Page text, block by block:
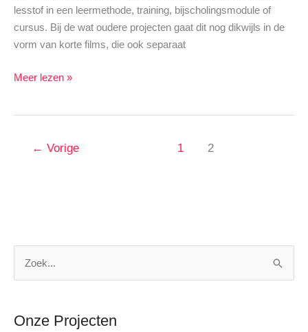
lesstof in een leermethode, training, bijscholingsmodule of
cursus. Bij de wat oudere projecten gaat dit nog dikwijls in de
vorm van korte films, die ook separaat
Projecten
Meer lezen »
← Vorige 1 2
k
Onze Projecten